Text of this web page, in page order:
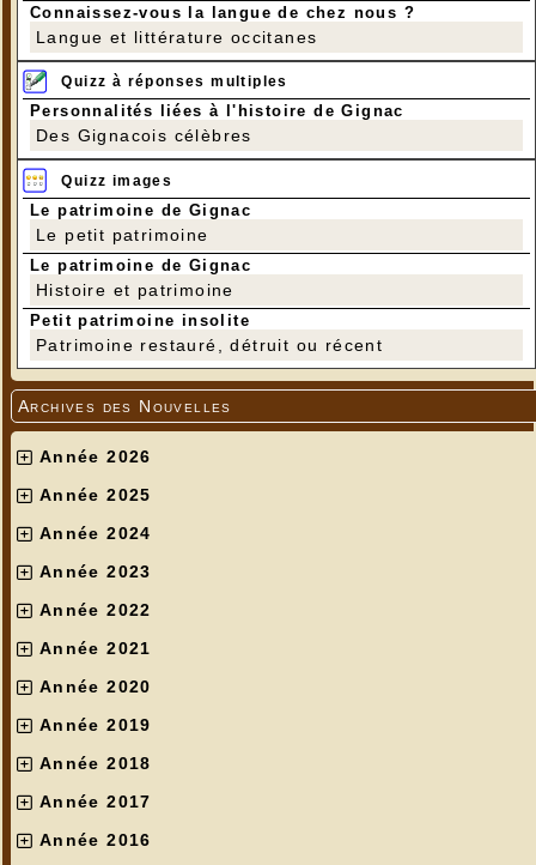
Connaissez-vous la langue de chez nous ?
Langue et littérature occitanes
Quizz à réponses multiples
Personnalités liées à l'histoire de Gignac
Des Gignacois célèbres
Quizz images
Le patrimoine de Gignac
Le petit patrimoine
Le patrimoine de Gignac
Histoire et patrimoine
Petit patrimoine insolite
Patrimoine restauré, détruit ou récent
Archives des Nouvelles
Année 2026
Année 2025
Année 2024
Année 2023
Année 2022
Année 2021
Année 2020
Année 2019
Année 2018
Année 2017
Année 2016